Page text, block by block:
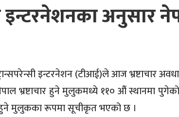
इन्टरनेशनका अनुसार
इन्टरनेशन (टीआई)ले आज भ्रष्टाचार
भ्रष्टाचार हुने मुलुकमध्ये ११० औं स्थानमा
हुने मुलुकका रूपमा सूचीकृत भएको छ ।